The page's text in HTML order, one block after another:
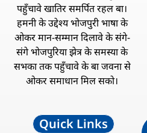
पहुँचावे खातिर समर्पित रहल बा।
हमनी के उद्देश्य भोजपुरी भाषा के
ओकर मान-सम्मान दिलावे के संगे-
संगे भोजपुरिया झेत्र के समस्या के
सभका तक पहुँचावे के बा जवना से
ओकर समाधान मिल सको।
Quick Links